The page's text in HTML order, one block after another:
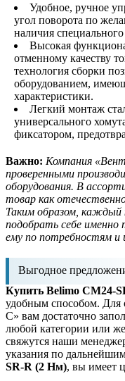
Удобное, ручное
угол поворота по
наличия
Высокая
отменному качеству
технология сборки
оборудованием,
характеристики.
Легкий монтаж
универсального
фиксатором,
Важно: Компания
проверенными
оборудования. В
товар как
Таким образом,
подобрать себе именно
ему по потребностям и
Выгодное
Купить Belimo CM24-
удобным способом. Для
С» вам достаточно
любой категории или
свяжутся наши
указания по
SR-R (2 Нм), вы имеет